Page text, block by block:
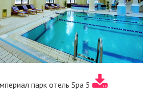
парк отель Spa 5